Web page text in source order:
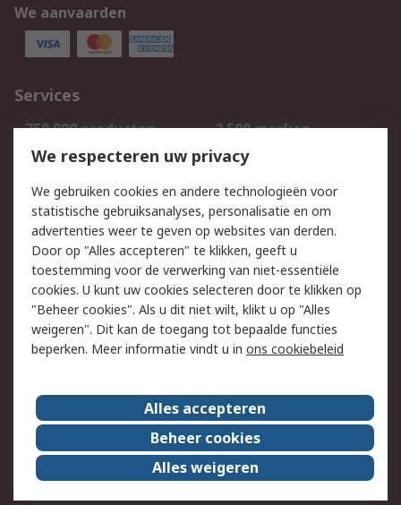
We aanvaarden
Services
750.000 producten
2.500 merken
Bestellen
Inkoopoplossingen
Track & Trace
Wettelijk
Cookiebeleid
Email veiligheid
Privacybeleid
Websitevoorwaarden
Algemene
verkoopvoorwaarden
Over RS
RS Group
Over ons
RS wereldwijd
Werken bij RS
ESG
We respecteren uw privacy
We gebruiken cookies en andere technologieën voor
statistische gebruiksanalyses, personalisatie en om
advertenties weer te geven op websites van derden.
Door op "Alles accepteren" te klikken, geeft u
toestemming voor de verwerking van niet-essentiële
cookies. U kunt uw cookies selecteren door te klikken op
"Beheer cookies". Als u dit niet wilt, klikt u op "Alles
weigeren". Dit kan de toegang tot bepaalde functies
beperken. Meer informatie vindt u in ons cookiebeleid
Alles accepteren
Beheer cookies
Alles weigeren